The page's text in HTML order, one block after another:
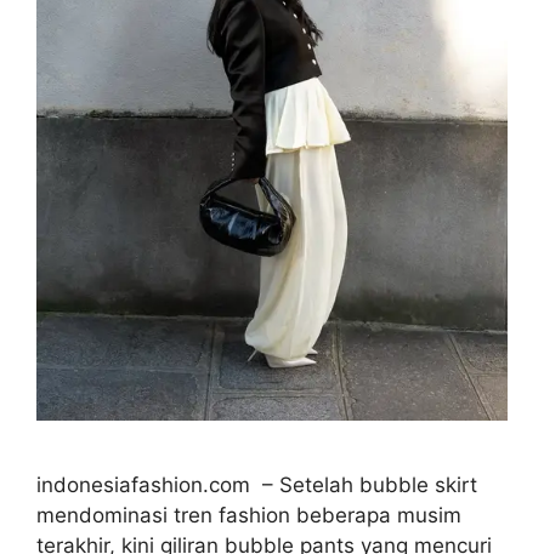
indonesiafashion.com – Setelah bubble skirt
mendominasi tren fashion beberapa musim
terakhir, kini giliran bubble pants yang mencuri